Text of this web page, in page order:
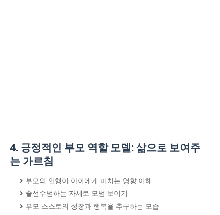
4. 긍정적인 부모 역할 모델: 삶으로 보여주
는 가르침
부모의 언행이 아이에게 미치는 영향 이해
솔선수범하는 자세로 모범 보이기
부모 스스로의 성장과 행복을 추구하는 모습